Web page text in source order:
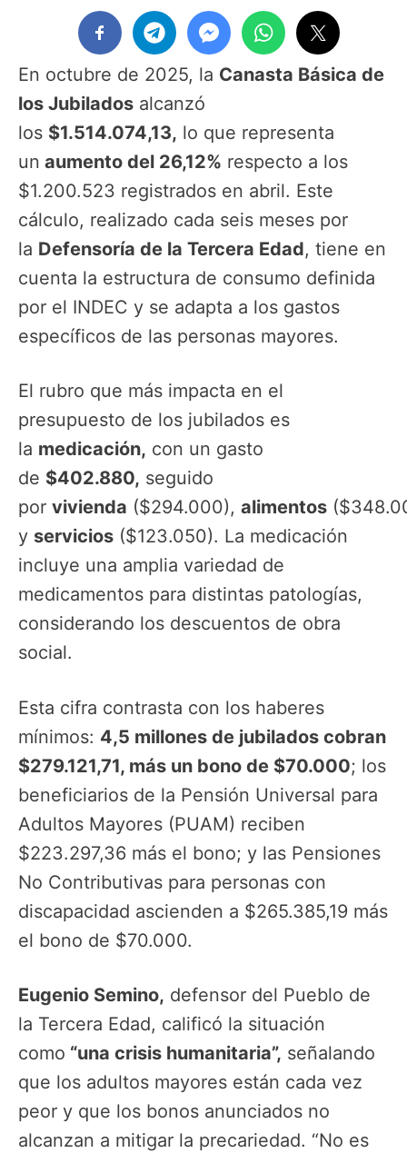
En octubre de 2025, la Canasta Básica de
los Jubilados alcanzó
los $1.514.074,13, lo que representa
un aumento del 26,12% respecto a los
$1.200.523 registrados en abril. Este
cálculo, realizado cada seis meses por
la Defensoría de la Tercera Edad, tiene en
cuenta la estructura de consumo definida
por el INDEC y se adapta a los gastos
específicos de las personas mayores.
El rubro que más impacta en el
presupuesto de los jubilados es
la medicación, con un gasto
de $402.880, seguido
por vivienda ($294.000), alimentos
y servicios ($123.050). La medicación
incluye una amplia variedad de
medicamentos para distintas patologías,
considerando los descuentos de obra
social.
Esta cifra contrasta con los haberes
mínimos: 4,5 millones de jubilados cobran
$279.121,71, más un bono de $70.000; los
beneficiarios de la Pensión Universal para
Adultos Mayores (PUAM) reciben
$223.297,36 más el bono; y las Pensiones
No Contributivas para personas con
discapacidad ascienden a $265.385,19 más
el bono de $70.000.
Eugenio Semino, defensor del Pueblo de
la Tercera Edad, calificó la situación
como “una crisis humanitaria”, señalando
que los adultos mayores están cada vez
peor y que los bonos anunciados no
alcanzan a mitigar la precariedad. “No es